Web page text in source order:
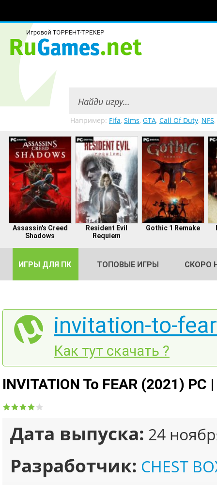
Например: Fifa, Sims, GTA, Call Of Duty, NFS,
Assassin's Creed
Shadows
Resident Evil
Requiem
Gothic 1 Remake
ИГРЫ ДЛЯ ПК ТОПОВЫЕ ИГРЫ СКОРО
invitation-to-
Как тут скачать ?
INVITATION To FEAR (2021) PC
Дата выпуска: 24
Разработчик: CHEST